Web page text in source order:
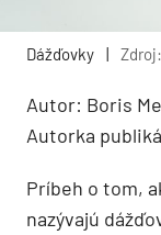
Dážďovky |
Autor: Boris
Autorka
Príbeh o tom,
nazývajú